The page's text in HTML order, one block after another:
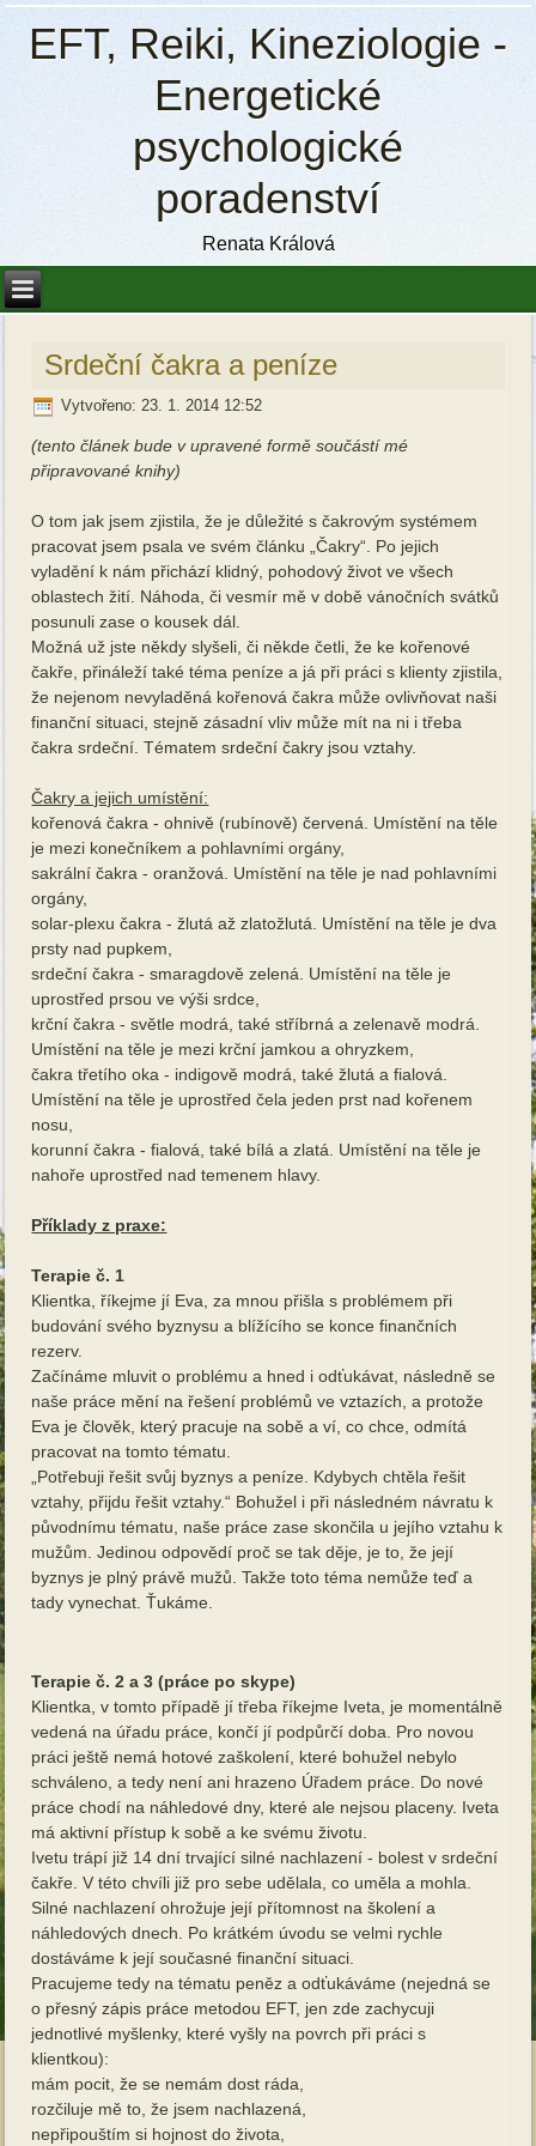
EFT, Reiki, Kineziologie -
Energetické
psychologické
poradenství
Renata Králová
Srdeční čakra a peníze
Vytvořeno: 23. 1. 2014 12:52
(tento článek bude v upravené formě součástí mé
připravované knihy)
O tom jak jsem zjistila, že je důležité s čakrovým systémem
pracovat jsem psala ve svém článku „Čakry“. Po jejich
vyladění k nám přichází klidný, pohodový život ve všech
oblastech žití. Náhoda, či vesmír mě v době vánočních svátků
posunuli zase o kousek dál.
Možná už jste někdy slyšeli, či někde četli, že ke kořenové
čakře, přináleží také téma peníze a já při práci s klienty zjistila,
že nejenom nevyladěná kořenová čakra může ovlivňovat naši
finanční situaci, stejně zásadní vliv může mít na ni i třeba
čakra srdeční. Tématem srdeční čakry jsou vztahy.
Čakry a jejich umístění:
kořenová čakra - ohnivě (rubínově) červená. Umístění na těle
je mezi konečníkem a pohlavními orgány,
sakrální čakra - oranžová. Umístění na těle je nad pohlavními
orgány,
solar-plexu čakra - žlutá až zlatožlutá. Umístění na těle je dva
prsty nad pupkem,
srdeční čakra - smaragdově zelená. Umístění na těle je
uprostřed prsou ve výši srdce,
krční čakra - světle modrá, také stříbrná a zelenavě modrá.
Umístění na těle je mezi krční jamkou a ohryzkem,
čakra třetího oka - indigově modrá, také žlutá a fialová.
Umístění na těle je uprostřed čela jeden prst nad kořenem
nosu,
korunní čakra - fialová, také bílá a zlatá. Umístění na těle je
nahoře uprostřed nad temenem hlavy.
Příklady z praxe:
Terapie č. 1
Klientka, říkejme jí Eva, za mnou přišla s problémem při
budování svého byznysu a blížícího se konce finančních
rezerv.
Začínáme mluvit o problému a hned i odťukávat, následně se
naše práce mění na řešení problémů ve vztazích, a protože
Eva je člověk, který pracuje na sobě a ví, co chce, odmítá
pracovat na tomto tématu.
„Potřebuji řešit svůj byznys a peníze. Kdybych chtěla řešit
vztahy, přijdu řešit vztahy.“ Bohužel i při následném návratu k
původnímu tématu, naše práce zase skončila u jejího vztahu k
mužům. Jedinou odpovědí proč se tak děje, je to, že její
byznys je plný právě mužů. Takže toto téma nemůže teď a
tady vynechat. Ťukáme.
Terapie č. 2 a 3 (práce po skype)
Klientka, v tomto případě jí třeba říkejme Iveta, je momentálně
vedená na úřadu práce, končí jí podpůrčí doba. Pro novou
práci ještě nemá hotové zaškolení, které bohužel nebylo
schváleno, a tedy není ani hrazeno Úřadem práce. Do nové
práce chodí na náhledové dny, které ale nejsou placeny. Iveta
má aktivní přístup k sobě a ke svému životu.
Ivetu trápí již 14 dní trvající silné nachlazení - bolest v srdeční
čakře. V této chvíli již pro sebe udělala, co uměla a mohla.
Silné nachlazení ohrožuje její přítomnost na školení a
náhledových dnech. Po krátkém úvodu se velmi rychle
dostáváme k její současné finanční situaci.
Pracujeme tedy na tématu peněz a odťukáváme (nejedná se
o přesný zápis práce metodou EFT, jen zde zachycuji
jednotlivé myšlenky, které vyšly na povrch při práci s
klientkou):
mám pocit, že se nemám dost ráda,
rozčiluje mě to, že jsem nachlazená,
nepřipouštím si hojnost do života,